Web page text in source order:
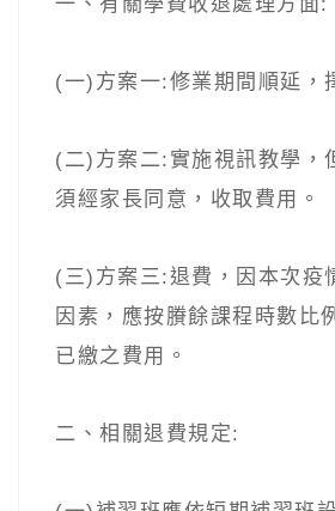
(一)方案一:修業期間順延，
(二)方案二:實施視訊教學，
須經家長同意，收取費用。
(三)方案三:退費，因本次疫
因素，應按賸餘課程時數比
已繳之費用。
二、相關退費規定: